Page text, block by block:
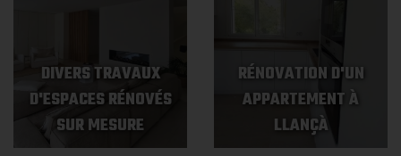
DIVERS TRAVAUX
D'ESPACES RÉNOVÉS
SUR MESURE
RÉNOVATION D'UN
APPARTEMENT À
LLANÇÀ